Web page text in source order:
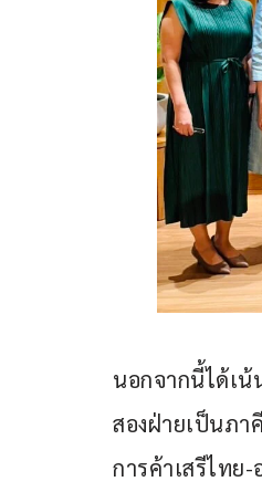
นอกจากนี้ได้เ
สองฝ่ายเป็นภา
การค้าเสรีไทย-